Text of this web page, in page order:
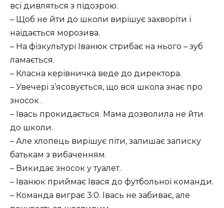
всі дивляться з підозрою.
– Щоб не йти до школи вирішує захворіти і
наїдається морозива.
– На фізкультурі Іванюк стрибає на нього – зуб
ламається.
– Класна керівничка веде до директора.
– Увечері з’ясовується, що вся школа знає про
зносок .
– Івась прокидається. Мама дозволила не йти
до школи.
– Але хлопець вирішує піти, залишає записку
батькам з вибаченням.
– Викидає зносок у туалет.
– Іванюк приймає Івася до футбольної команди.
– Команда виграє 3:0. Івась не забиває, але